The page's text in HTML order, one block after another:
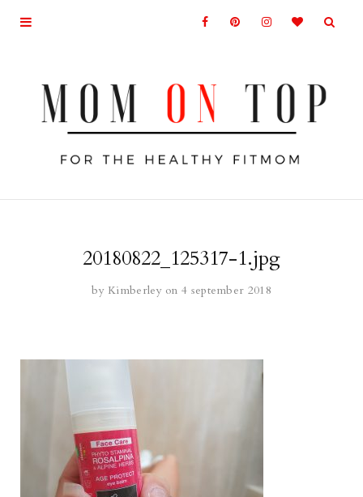
20180822_125317-1.jpg
by Kimberley on 4 september 2018